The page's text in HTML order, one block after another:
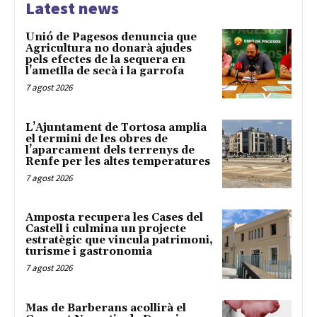
Latest news
Unió de Pagesos denuncia que
Agricultura no donarà ajudes
pels efectes de la sequera en
l’ametlla de secà i la garrofa
7 agost 2026
L’Ajuntament de Tortosa amplia
el termini de les obres de
l’aparcament dels terrenys de
Renfe per les altes temperatures
7 agost 2026
Amposta recupera les Cases del
Castell i culmina un projecte
estratègic que vincula patrimoni,
turisme i gastronomia
7 agost 2026
Mas de Barberans acollirà el